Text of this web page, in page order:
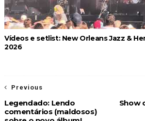
Vídeos e setlist: New Orleans Jazz &
2026
Show
Previous
Legendado: Lendo
comentários (maldosos)